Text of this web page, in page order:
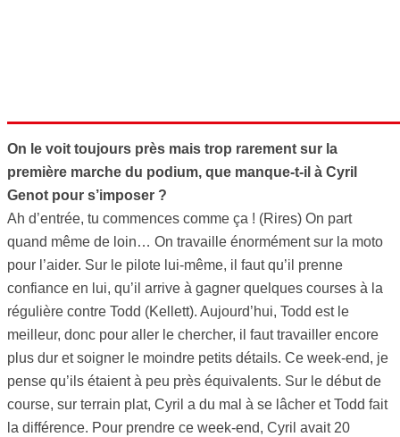
On le voit toujours près mais trop rarement sur la
première marche du podium, que manque-t-il à Cyril
Genot pour s’imposer ?
Ah d’entrée, tu commences comme ça ! (Rires) On part
quand même de loin… On travaille énormément sur la moto
pour l’aider. Sur le pilote lui-même, il faut qu’il prenne
confiance en lui, qu’il arrive à gagner quelques courses à la
régulière contre Todd (Kellett). Aujourd’hui, Todd est le
meilleur, donc pour aller le chercher, il faut travailler encore
plus dur et soigner le moindre petits détails. Ce week-end, je
pense qu’ils étaient à peu près équivalents. Sur le début de
course, sur terrain plat, Cyril a du mal à se lâcher et Todd fait
la différence. Pour prendre ce week-end, Cyril avait 20